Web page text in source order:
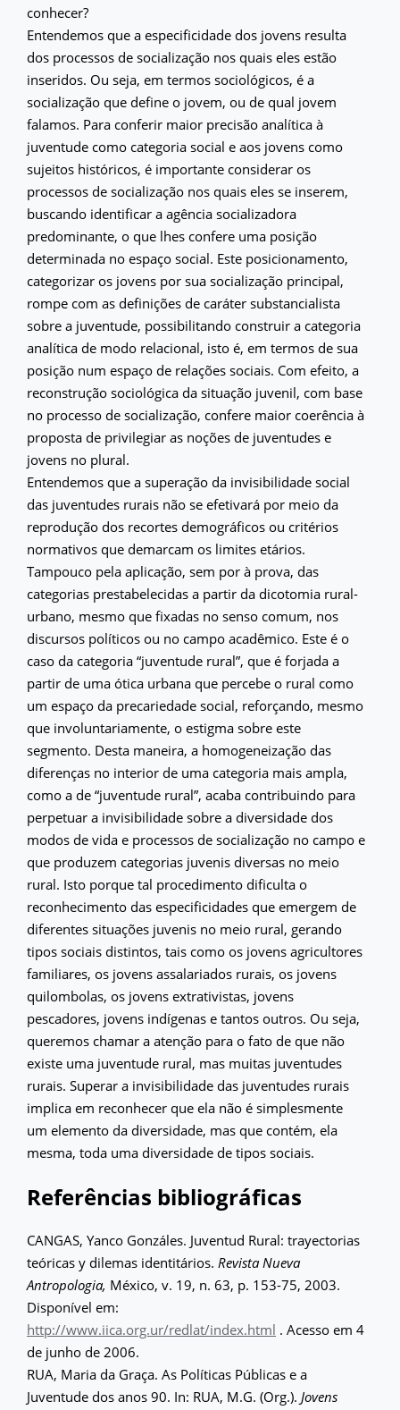
conhecer?
Entendemos que a especificidade dos jovens resulta
dos processos de socialização nos quais eles estão
inseridos. Ou seja, em termos sociológicos, é a
socialização que define o jovem, ou de qual jovem
falamos. Para conferir maior precisão analítica à
juventude como categoria social e aos jovens como
sujeitos históricos, é importante considerar os
processos de socialização nos quais eles se inserem,
buscando identificar a agência socializadora
predominante, o que lhes confere uma posição
determinada no espaço social. Este posicionamento,
categorizar os jovens por sua socialização principal,
rompe com as definições de caráter substancialista
sobre a juventude, possibilitando construir a categoria
analítica de modo relacional, isto é, em termos de sua
posição num espaço de relações sociais. Com efeito, a
reconstrução sociológica da situação juvenil, com base
no processo de socialização, confere maior coerência à
proposta de privilegiar as noções de juventudes e
jovens no plural.
Entendemos que a superação da invisibilidade social
das juventudes rurais não se efetivará por meio da
reprodução dos recortes demográficos ou critérios
normativos que demarcam os limites etários.
Tampouco pela aplicação, sem por à prova, das
categorias prestabelecidas a partir da dicotomia rural-
urbano, mesmo que fixadas no senso comum, nos
discursos políticos ou no campo acadêmico. Este é o
caso da categoria “juventude rural”, que é forjada a
partir de uma ótica urbana que percebe o rural como
um espaço da precariedade social, reforçando, mesmo
que involuntariamente, o estigma sobre este
segmento. Desta maneira, a homogeneização das
diferenças no interior de uma categoria mais ampla,
como a de “juventude rural”, acaba contribuindo para
perpetuar a invisibilidade sobre a diversidade dos
modos de vida e processos de socialização no campo e
que produzem categorias juvenis diversas no meio
rural. Isto porque tal procedimento dificulta o
reconhecimento das especificidades que emergem de
diferentes situações juvenis no meio rural, gerando
tipos sociais distintos, tais como os jovens agricultores
familiares, os jovens assalariados rurais, os jovens
quilombolas, os jovens extrativistas, jovens
pescadores, jovens indígenas e tantos outros. Ou seja,
queremos chamar a atenção para o fato de que não
existe uma juventude rural, mas muitas juventudes
rurais. Superar a invisibilidade das juventudes rurais
implica em reconhecer que ela não é simplesmente
um elemento da diversidade, mas que contém, ela
mesma, toda uma diversidade de tipos sociais.
Referências bibliográficas
CANGAS, Yanco Gonzáles. Juventud Rural: trayectorias
teóricas y dilemas identitários. Revista Nueva
Antropologia, México, v. 19, n. 63, p. 153-75, 2003.
Disponível em:
http://www.iica.org.ur/redlat/index.html . Acesso em 4
de junho de 2006.
RUA, Maria da Graça. As Políticas Públicas e a
Juventude dos anos 90. In: RUA, M.G. (Org.). Jovens